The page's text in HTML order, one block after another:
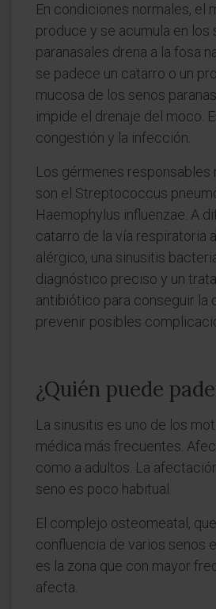
En condiciones normales, el
produce y se acumula en los
paranasales drena a la fosa
se padece un catarro o un
mucosa de los senos
impide el drenaje del moco.
congestión y la infección.
Los gérmenes responsables
son el Streptococcus
Haemophylus influenzae. A
catarro de la vía respiratoria
alérgico, una sinusitis
diagnóstico preciso y un
antibiótico para conseguir la
prevenir posibles
¿Quién puede
La sinusitis es uno de los
médica más frecuentes.
como a adultos. La
seno es poco habitual.
El complejo osteomeatal,
confluencia de varios senos
es la zona que con mayor
afecta.